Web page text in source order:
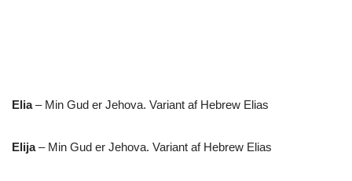
Elia– Min Gud er Jehova. Variant af Hebrew Elias
Elija– Min Gud er Jehova. Variant af Hebrew Elias